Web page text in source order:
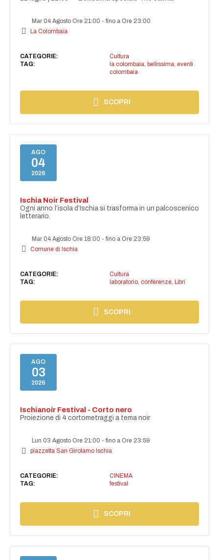
Mar 04 Agosto Ore 21:00 -fino a Ore 23:00
La Colombaia
CATEGORIE:
Cultura
TAG:
la colombaia bellissima eventi
colombaia
SCOPRI
AGO
04
2026
Ischia Noir Festival
Ogni anno l’isola d’Ischia si trasforma in un palcoscenico
letterario.
Mar 04 Agosto Ore 18:00 -fino a Ore 23:59
Comune di Ischia
CATEGORIE:
Cultura
TAG:
laboratorio, conferenze, Libri
SCOPRI
AGO
03
2026
Ischianoir Festival - Corto nero
Proiezione di 4 cortometraggi a tema noir
Lun 03 Agosto Ore 21:00 -fino a Ore 23:59
piazzetta San Girolamo Ischia
CATEGORIE:
CINEMA
TAG:
festival
SCOPRI